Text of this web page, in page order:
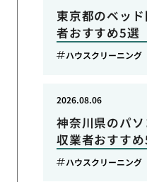
東京都のベッ
者おすすめ5選
ハウスクリーニング
神奈川県のパ
収業者おすす
2026.08.06
ハウスクリーニング